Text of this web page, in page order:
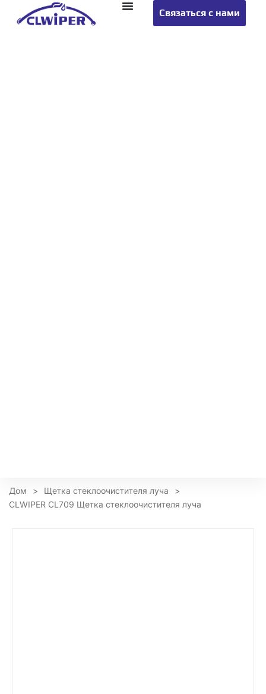
Связаться с нами
Дом > Щетка стеклоочистителя луча
>
CLWIPER CL709 Щетка стеклоочистителя луча